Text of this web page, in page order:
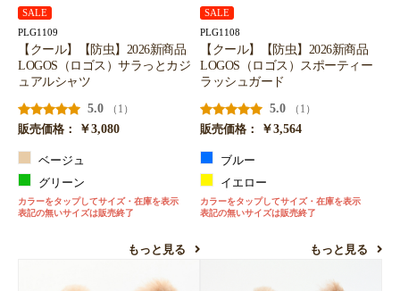
SALE
PLG1109
【クール】【防虫】2026新商品
LOGOS（ロゴス）サラっとカジ
ュアルシャツ
5.0
（1）
販売価格：
￥3,080
ベージュ
グリーン
カラーをタップしてサイズ・在庫を表示
表記の無いサイズは販売終了
もっと見る
SALE
PLG1108
【クール】【防虫】2026新商品
LOGOS（ロゴス）スポーティー
ラッシュガード
5.0
（1）
販売価格：
￥3,564
ブルー
イエロー
カラーをタップしてサイズ・在庫を表示
表記の無いサイズは販売終了
もっと見る
カートへ進む